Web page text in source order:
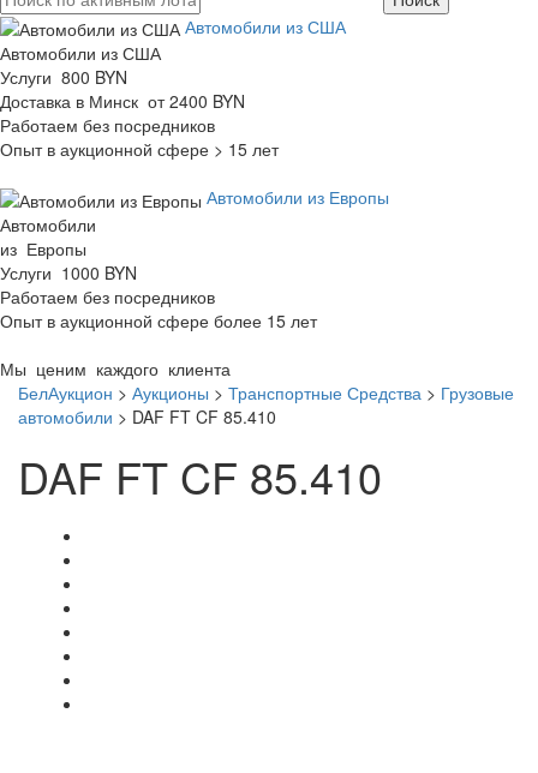
Автомобили из США
Автомобили из США
Услуги 800 BYN
Доставка в Минск от 2400 BYN
Работаем без посредников
Опыт в аукционной сфере > 15 лет
Автомобили из Европы
Автомобили
из Европы
Услуги 1000 BYN
Работаем без посредников
Опыт в аукционной сфере более 15 лет
Мы ценим каждого клиента
БелАукцион > Аукционы > Транспортные Средства > Грузовые
автомобили > DAF FT CF 85.410
DAF FT CF 85.410